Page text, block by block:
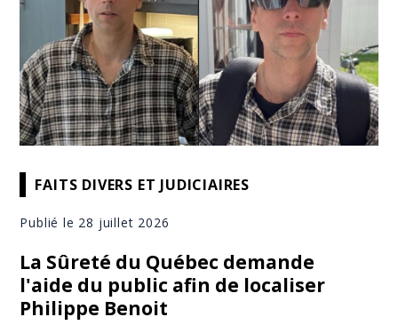
FAITS DIVERS ET JUDICIAIRES
Publié le 28 juillet 2026
La Sûreté du Québec demande
l'aide du public afin de localiser
Philippe Benoit